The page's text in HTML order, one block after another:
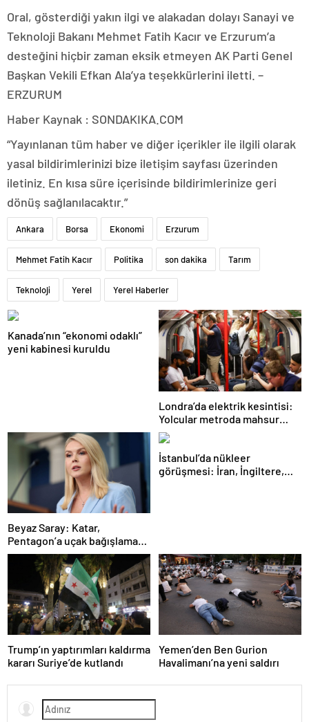
Oral, gösterdiği yakın ilgi ve alakadan dolayı Sanayi ve
Teknoloji Bakanı Mehmet Fatih Kacır ve Erzurum’a
desteğini hiçbir zaman eksik etmeyen AK Parti Genel
Başkan Vekili Efkan Ala’ya teşekkürlerini iletti. –
ERZURUM
Haber Kaynak : SONDAKIKA.COM
“Yayınlanan tüm haber ve diğer içerikler ile ilgili olarak
yasal bildirimlerinizi bize iletişim sayfası üzerinden
iletiniz. En kısa süre içerisinde bildirimlerinize geri
dönüş sağlanılacaktır.”
Ankara Borsa Ekonomi Erzurum
Mehmet Fatih Kacır Politika son dakika Tarım
Teknoloji Yerel Yerel Haberler
Kanada’nın “ekonomi odaklı”
yeni kabinesi kuruldu
Londra’da elektrik kesintisi:
Yolcular metroda mahsur
kaldı
Beyaz Saray: Katar,
Pentagon’a uçak bağışlamayı
teklif etti
İstanbul’da nükleer
görüşmesi: İran, İngiltere,
Trump’ın yaptırımları kaldırma
kararı Suriye’de kutlandı
Yemen’den Ben Gurion
Havalimanı’na yeni saldırı